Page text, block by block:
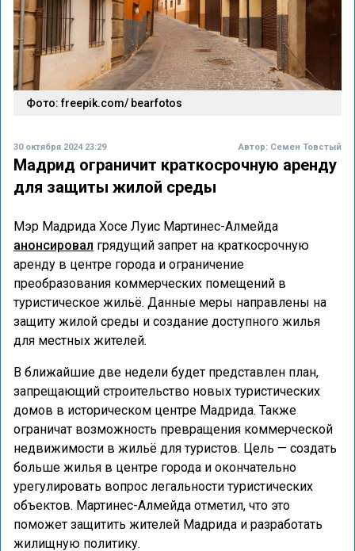
Фото: freepik.com/ bearfotos
30 октября 2024 23:29 Автор: Семен Товстый
Мадрид ограничит краткосрочную аренду
для защиты жилой среды
Мэр Мадрида Хосе Луис Мартинес-Алмейда
анонсировал грядущий запрет на краткосрочную
аренду в центре города и ограничение
преобразования коммерческих помещений в
туристическое жильё. Данные меры направлены на
защиту жилой среды и создание доступного жилья
для местных жителей.
В ближайшие две недели будет представлен план,
запрещающий строительство новых туристических
домов в историческом центре Мадрида. Также
ограничат возможность превращения коммерческой
недвижимости в жильё для туристов. Цель — создать
больше жилья в центре города и окончательно
урегулировать вопрос легальности туристических
объектов. Мартинес-Алмейда отметил, что это
поможет защитить жителей Мадрида и разработать
жилищную политику.